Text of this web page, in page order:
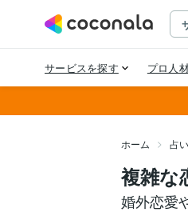
ホーム 占い
複雑な
婚外恋愛